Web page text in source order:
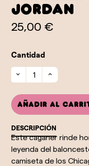
Jordan
25,00 €
Cantidad
Añadir al
DESCRIPCIÓN
Este caganer rinde
leyenda del
camiseta de los